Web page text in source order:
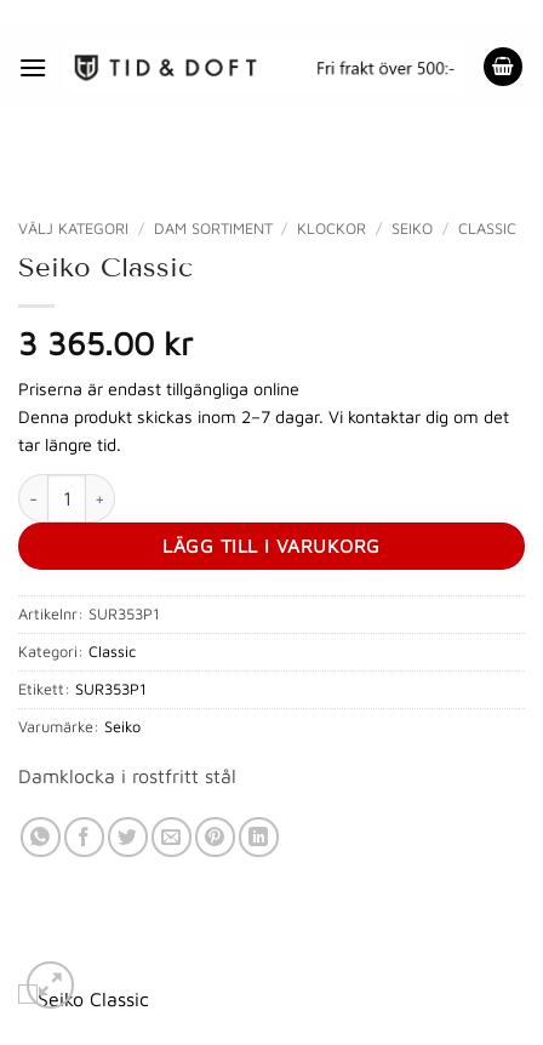
content
VÄLJ KATEGORI / DAM SORTIMENT / KLOCKOR / SEIKO / CLASSIC
Seiko Classic
3 365.00 kr
Priserna är endast tillgängliga online
Denna produkt skickas inom 2–7 dagar. Vi kontaktar dig om det
tar längre tid.
Seiko Classic mängd
LÄGG TILL I VARUKORG
Artikelnr: SUR353P1
Kategori: Classic
Etikett: SUR353P1
Varumärke: Seiko
Damklocka i rostfritt stål